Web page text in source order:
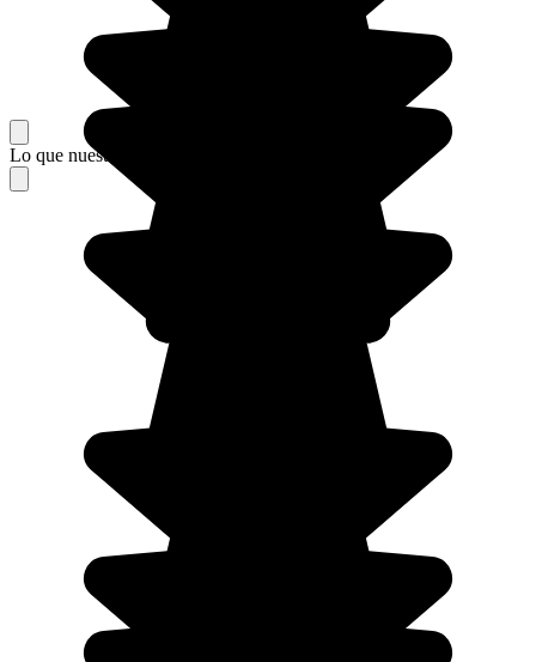
Lo que nuestros viajeros piensan de su estancia